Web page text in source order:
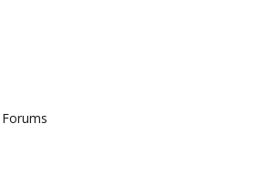
Forums